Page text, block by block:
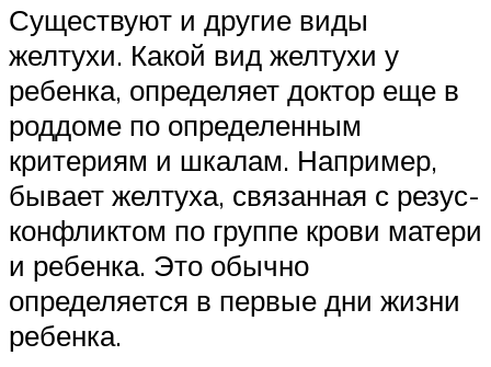
Существуют и другие виды
желтухи. Какой вид желтухи у
ребенка, определяет доктор еще в
роддоме по определенным
критериям и шкалам. Например,
бывает желтуха, связанная с резус-
конфликтом по группе крови матери
и ребенка. Это обычно
определяется в первые дни жизни
ребенка.